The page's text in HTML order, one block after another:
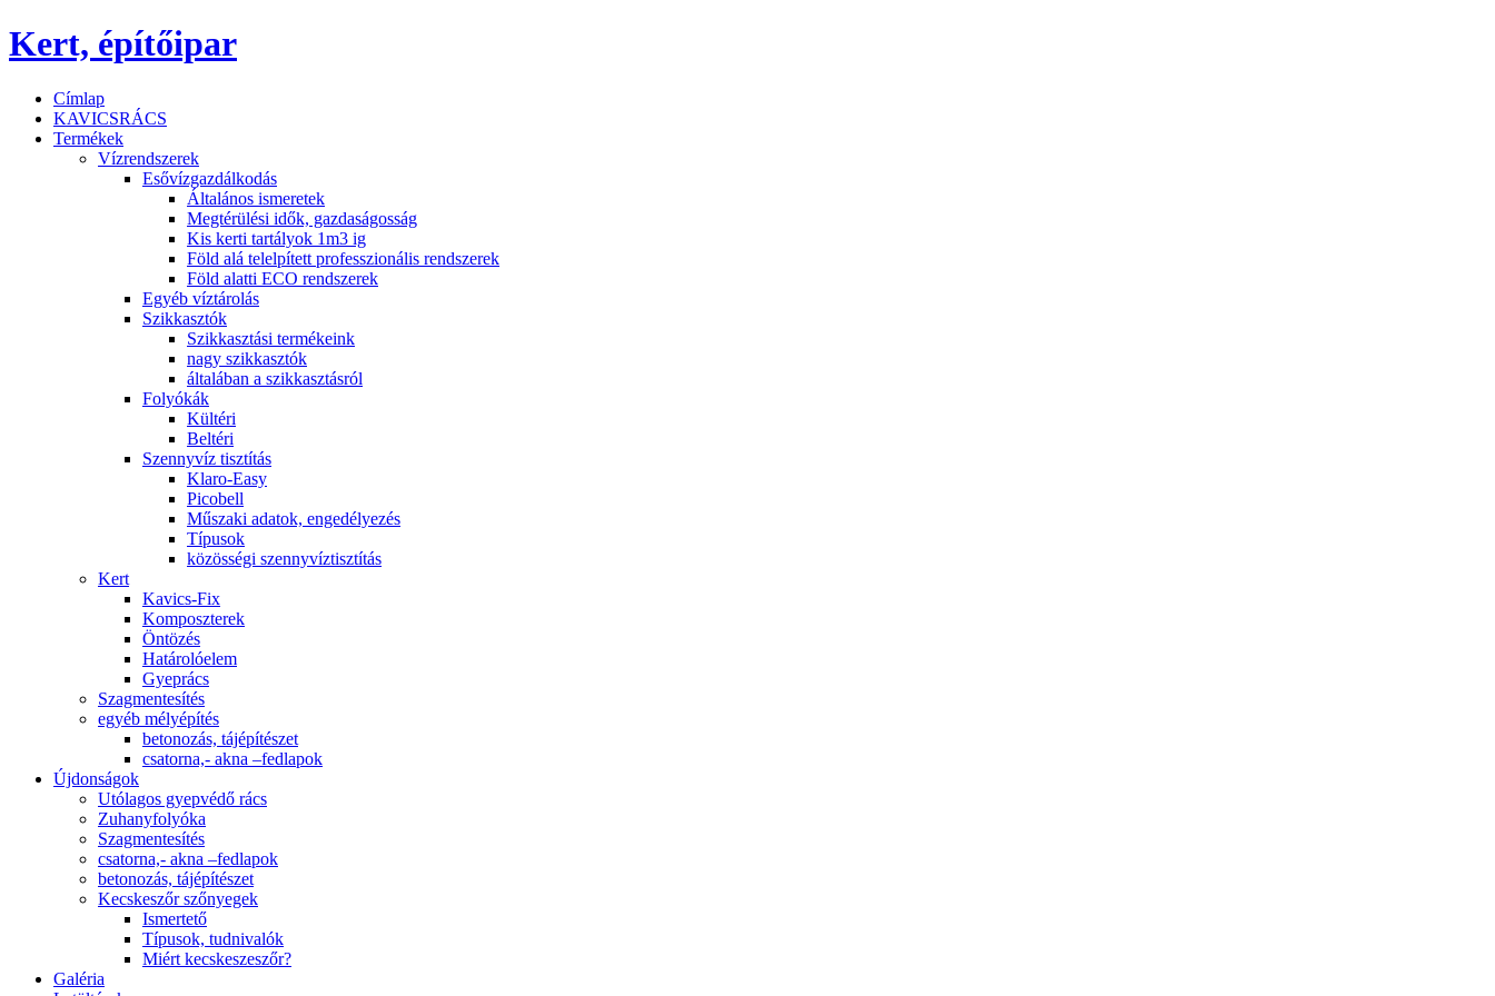
Kert, építőipar
Címlap
KAVICSRÁCS
Termékek
Vízrendszerek
Esővízgazdálkodás
Általános ismeretek
Megtérülési idők, gazdaságosság
Kis kerti tartályok 1m3 ig
Föld alá telelpített professzionális rendszerek
Föld alatti ECO rendszerek
Egyéb víztárolás
Szikkasztók
Szikkasztási termékeink
nagy szikkasztók
általában a szikkasztásról
Folyókák
Kültéri
Beltéri
Szennyvíz tisztítás
Klaro-Easy
Picobell
Műszaki adatok, engedélyezés
Típusok
közösségi szennyvíztisztítás
Kert
Kavics-Fix
Komposzterek
Öntözés
Határolóelem
Gyeprács
Szagmentesítés
egyéb mélyépítés
betonozás, tájépítészet
csatorna,- akna –fedlapok
Újdonságok
Utólagos gyepvédő rács
Zuhanyfolyóka
Szagmentesítés
csatorna,- akna –fedlapok
betonozás, tájépítészet
Kecskeszőr szőnyegek
Ismertető
Típusok, tudnivalók
Miért kecskeszeszőr?
Galéria